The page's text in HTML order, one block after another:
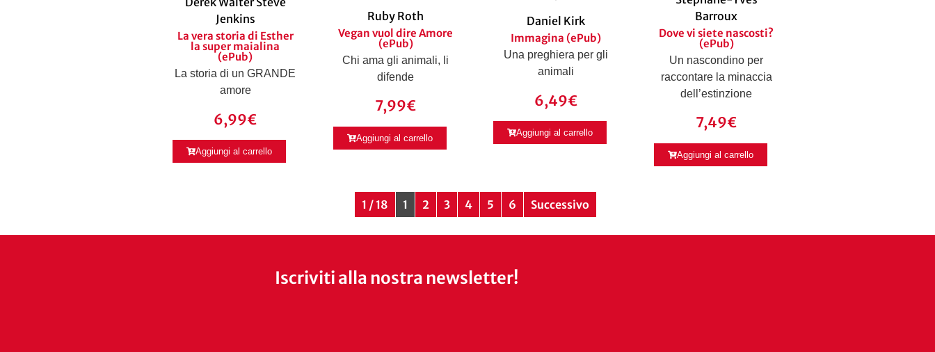
Jenkins
La vera storia di Esther
la super maialina
(ePub)
La storia di un GRANDE
amore
6,99€
Aggiungi al carrello
Ruby Roth
Vegan vuol dire Amore
(ePub)
Chi ama gli animali, li
difende
7,99€
Aggiungi al carrello
Daniel Kirk
Immagina (ePub)
Una preghiera per gli
animali
6,49€
Aggiungi al carrello
Barroux
Dove vi siete nascosti?
(ePub)
Un nascondino per
raccontare la minaccia
dell’estinzione
7,49€
Aggiungi al carrello
1 / 18 1 2 3 4 5 6 Successivo
Iscriviti alla nostra newsletter!